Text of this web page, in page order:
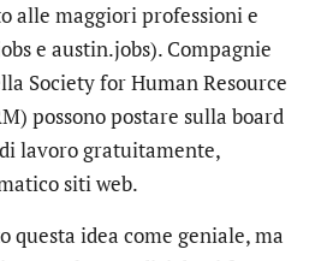
alle maggiori professioni e
e austin.jobs). Compagnie
Society for Human Resource
possono postare sulla board
lavoro gratuitamente,
siti web.
questa idea come geniale, ma